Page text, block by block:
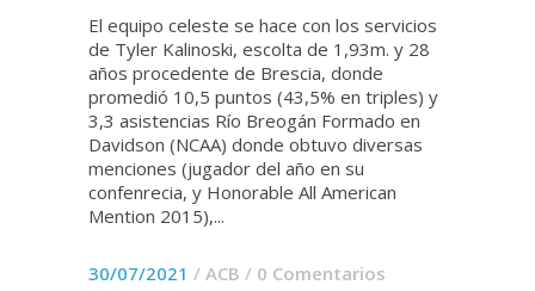
El equipo celeste se hace con los servicios
de Tyler Kalinoski, escolta de 1,93m. y 28
años procedente de Brescia, donde
promedió 10,5 puntos (43,5% en triples) y
3,3 asistencias Río Breogán Formado en
Davidson (NCAA) donde obtuvo diversas
menciones (jugador del año en su
confenrecia, y Honorable All American
Mention 2015),...
30/07/2021 / ACB / 0 Comentarios